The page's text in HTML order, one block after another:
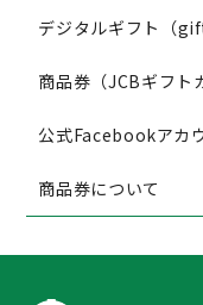
デジタルギフト（
商品券（JCBギフト
公式Facebookアカ
商品券について